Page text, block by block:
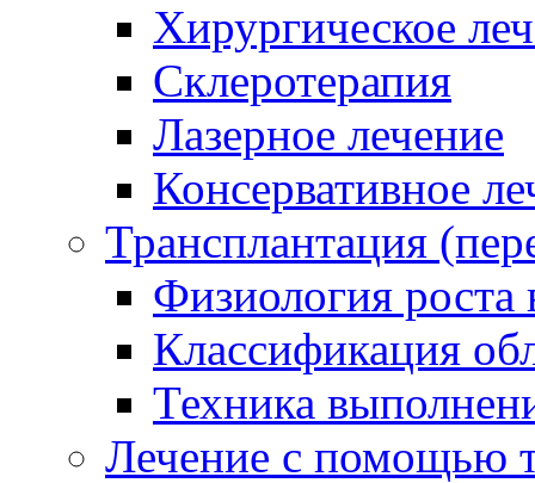
Хирургическое
Cклеротерапия
Лазерное лечение
Консервативное
Трансплантация
Физиология роста
Классификация
Техника
Лечение с помощью